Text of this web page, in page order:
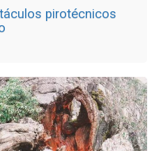
pirotécnicos